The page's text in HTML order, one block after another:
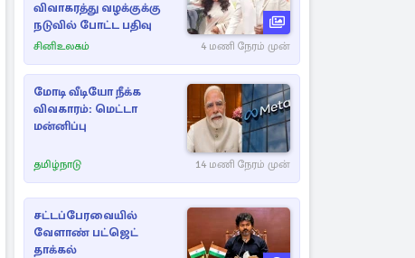
விவாகரத்து வழக்குக்கு
நடுவில் போட்ட பதிவு
சினிஉலகம் 4 மணி நேரம் முன்
மோடி வீடியோ நீக்க
விவகாரம்: மெட்டா
மன்னிப்பு
தமிழ்நாடு 14 மணி நேரம் முன்
சட்டப்பேரவையில்
வேளாண் பட்ஜெட்
தாக்கல்